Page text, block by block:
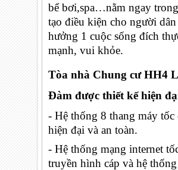
bể bơi,spa…nằm ngay
tạo điều kiện cho người dân
hưởng 1 cuộc sống đích
mạnh, vui khỏe.
Tòa nhà Chung cư HH4
Đàm được thiết kế hiện
- Hệ thống 8 thang máy tốc
hiện đại và an toàn.
- Hệ thống mạng internet
truyền hình cáp và hệ